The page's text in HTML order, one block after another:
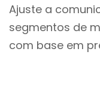
Ajuste a
segmentos de
com base em